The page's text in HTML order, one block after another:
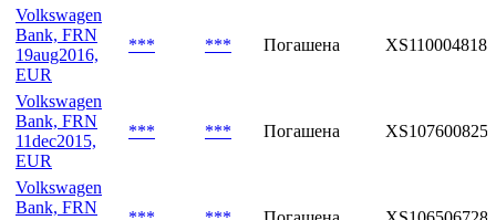
Volkswagen
Bank, FRN
19aug2016,
EUR
*** *** Погашена XS1100048187
Volkswagen
Bank, FRN
11dec2015,
EUR
*** *** Погашена XS1076008256
Volkswagen
Bank, FRN